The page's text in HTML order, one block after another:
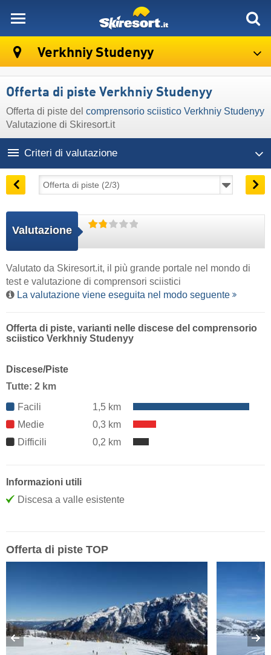
Verkhniy Studenyy
Offerta di piste Verkhniy Studenyy
Offerta di piste del comprensorio sciistico Verkhniy Studenyy
Valutazione di Skiresort.it
Criteri di valutazione
Valutazione
Valutato da Skiresort.it, il più grande portale nel mondo di
test e valutazione di comprensori sciistici
La valutazione viene eseguita nel modo seguente
Offerta di piste, varianti nelle discese del comprensorio
sciistico Verkhniy Studenyy
Discese/Piste
Tutte: 2 km
Facili
1,5 km
Medie
0,3 km
Difficili
0,2 km
Informazioni utili
Discesa a valle esistente
Offerta di piste TOP